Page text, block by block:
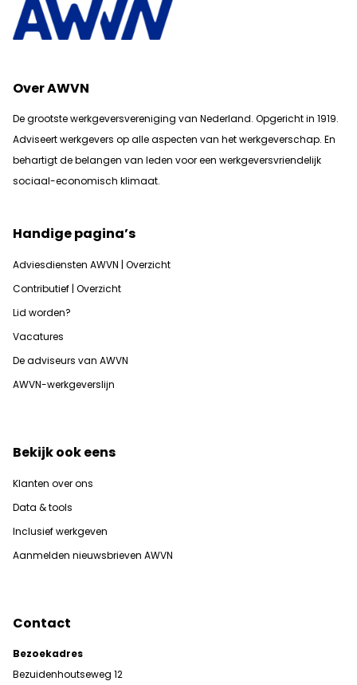
Over AWVN
De grootste werkgeversvereniging van Nederland. Opgericht in 1919.
Adviseert werkgevers op alle aspecten van het werkgeverschap. En
behartigt de belangen van leden voor een werkgeversvriendelijk
sociaal-economisch klimaat.
Handige pagina’s
Adviesdiensten AWVN | Overzicht
Contributief | Overzicht
Lid worden?
Vacatures
De adviseurs van AWVN
AWVN-werkgeverslijn
Bekijk ook eens
Klanten over ons
Data & tools
Inclusief werkgeven
Aanmelden nieuwsbrieven AWVN
Contact
Bezoekadres
Bezuidenhoutseweg 12